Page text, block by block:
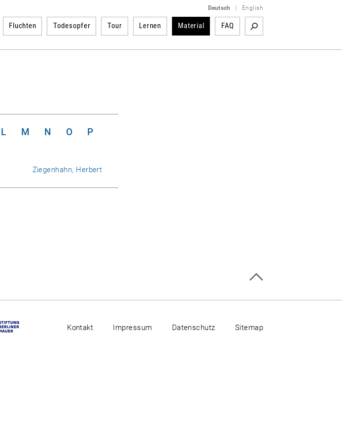
Deutsch English
Fluchten Todesopfer Tour Lernen Material FAQ
L M N O
P
Ziegenhahn, Herbert
Kontakt Impressum Datenschutz Sitemap